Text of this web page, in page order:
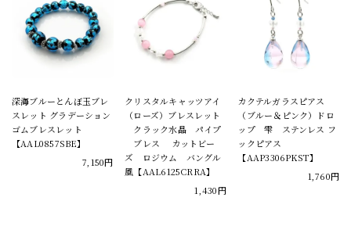
深海ブルーとんぼ玉ブレ
スレット グラデーション
ゴムブレスレット
【AAL0857SBE】
7,150円
クリスタルキャッツアイ
（ローズ）ブレスレット
クラック水晶 パイプ
ブレス カットビー
ズ ロジウム バングル
風【AAL6125CRRA】
1,430円
カクテルガラスピアス
（ブルー＆ピンク）ドロ
ップ 雫 ステンレス フ
ックピアス
【AAP3306PKST】
1,760円